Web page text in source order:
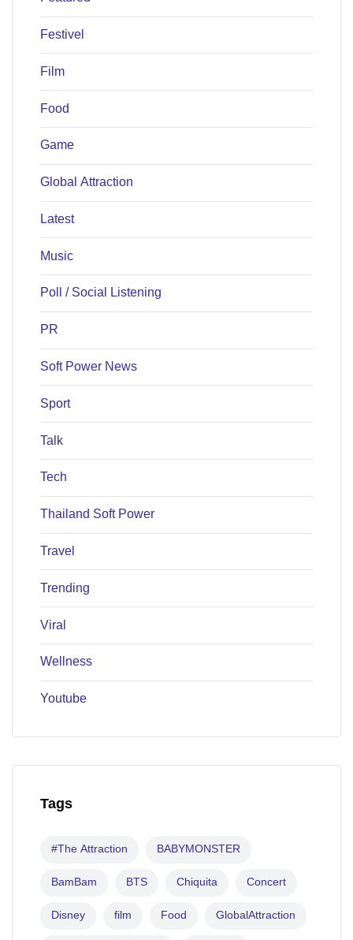
Festivel
Film
Food
Game
Global Attraction
Latest
Music
Poll / Social Listening
PR
Soft Power News
Sport
Talk
Tech
Thailand Soft Power
Travel
Trending
Viral
Wellness
Youtube
Tags
#The Attraction BABYMONSTER
BamBam BTS Chiquita Concert
Disney film Food GlobalAttraction